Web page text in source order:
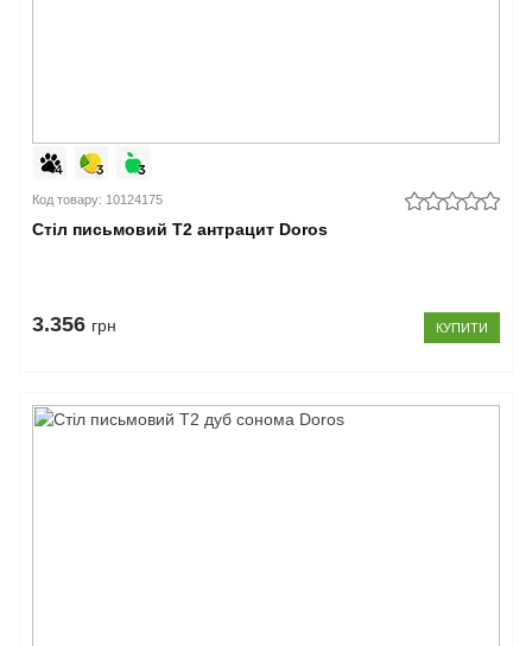
Код товару: 10124175
Стіл письмовий Т2 антрацит Doros
3.356 грн КУПИТИ